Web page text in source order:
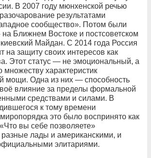
В 2007 году мюнхенской речью
результатами
сообщество». Потом были
Ближнем Востоке и постсоветском
Майдан. С 2014 года Россия
на защиту своих интересов как
Этот статус — не эмоциональный, а
характеристик
мощи. Одна из них — способность
влияние за пределы формальной
средствами и силами. В
к тому времени
это было воспринято как
вы себе позволяете»
разные лады и американскими, и
элитариями.